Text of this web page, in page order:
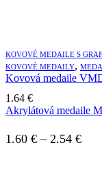
KOVOVÉ MEDAILE S
KOVOVÉ MEDAILY,
Kovová medaile
1.64 €
Akrylátová medaile
1.60 € – 2.54 €Price